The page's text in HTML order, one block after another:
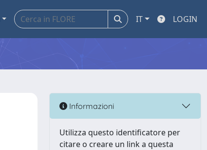
IT LOGIN
Informazioni
Utilizza questo identificatore per
citare o creare un link a questa